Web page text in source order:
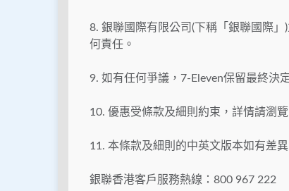
8. 銀聯國際有限公司(下稱「銀聯國際
何責任。
9. 如有任何爭議，7-Eleven保留最終決
10. 優惠受條款及細則約束，詳情請瀏
11. 本條款及細則的中英文版本如有差
銀聯香港客戶服務熱線：800 967 222